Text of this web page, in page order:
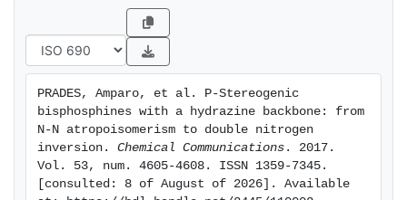
PRADES, Amparo, et al. P-Stereogenic
bisphosphines with a hydrazine backbone: from
N-N atropoisomerism to double nitrogen
inversion. Chemical Communications . 2017.
Vol. 53, num. 4605-4608. ISSN 1359-7345.
[consulted: 8 of August of 2026]. Available